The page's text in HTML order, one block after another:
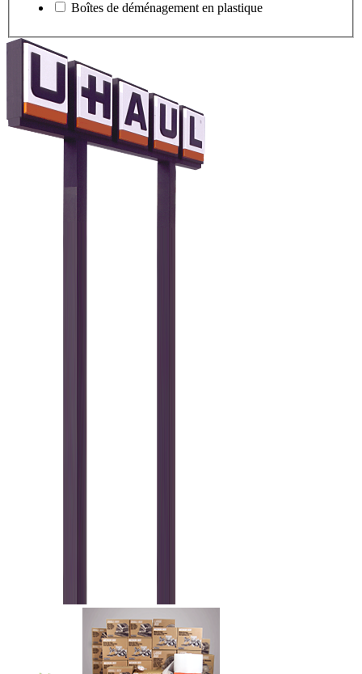
Boîtes de déménagement en plastique